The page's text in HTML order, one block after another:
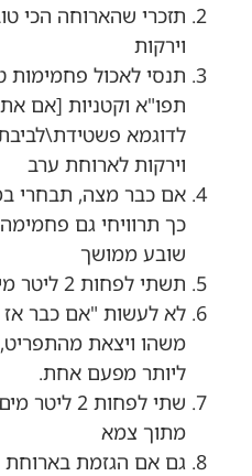
תזכרי שהארוחה הכי
וירקות
תנסי לאכול פחמימות
תפו"א וקטניות [אם
לדוגמא
וירקות לארוחת ערב
אם כבר מצה, תבחרי
כך תרוויחי גם
שובע ממושך
תשתי לפחות 2 ליטר מים ביום
לא לעשות "אם כבר
משהו ויצאת
ליותר מפעם אחת.
שתי לפחות
מתוך צמא
גם אם הגזמת